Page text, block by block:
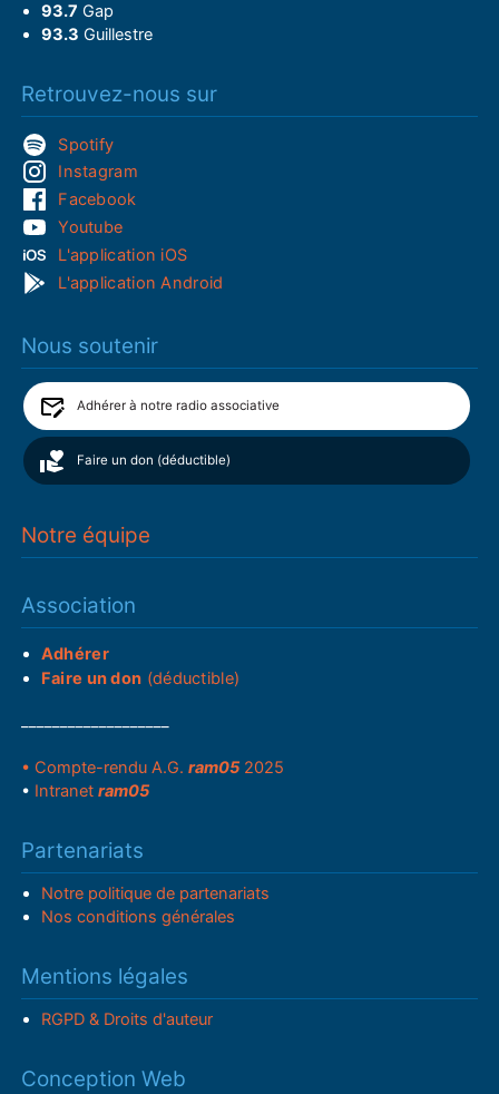
93.7 Gap
93.3 Guillestre
Retrouvez-nous sur
Spotify
Instagram
Facebook
Youtube
L'application iOS
L'application Android
Nous soutenir
Adhérer à notre radio associative
Faire un don (déductible)
Notre équipe
Association
Adhérer
Faire un don (déductible)
• Compte-rendu A.G.ram05 2025
• Intranetram05
Partenariats
Notre politique de partenariats
Nos conditions générales
Mentions légales
RGPD & Droits d'auteur
Conception Web